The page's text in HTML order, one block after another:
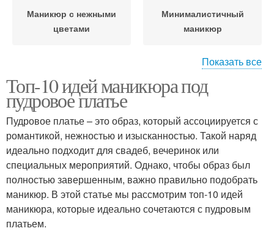
Маникюр с нежными
цветами
Минималистичный
маникюр
Градиентный маникюр
Маникюр с
геометрическими
Маникюр с
металлическими
акцентами
Маникюр с кружевными
узорами
Маникюр со стразами
Показать все
Топ-10 идей маникюра под
пудровое платье
Пудровое платье – это образ, который ассоциируется с
романтикой, нежностью и изысканностью. Такой наряд
идеально подходит для свадеб, вечеринок или
специальных мероприятий. Однако, чтобы образ был
полностью завершенным, важно правильно подобрать
маникюр. В этой статье мы рассмотрим топ-10 идей
маникюра, которые идеально сочетаются с пудровым
платьем.